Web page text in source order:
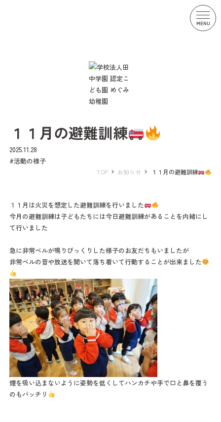
園の特色
園での生活
ナーサリークラスの1日
キンダークラスの1日
年間行事
採用情報 保護者さま専用ページ 学校評価報告書
プライバシーポリシー
グループ保育施設
アイリスこども園
お問い合わせ
お問い合わせフォームはこちら
0979-32-6189
受付時間7:30-18:30（日曜・祝日を除く）
１１月の避難訓練
2025.11.28
#活動の様子
TOP お知らせ １１月の避難訓練
１１月は火災を想定した避難訓練を行いました
今月の避難訓練は子どもたちには今日避難訓練があることを内緒にし
て行いました
急に非常ベルが鳴りびっくりした様子のお友だちもいましたが
非常ベルの音や放送を聞いて落ち着いて行動することが出来ました
煙を吸い込まないように姿勢を低くしてハンカチや手で口と鼻を覆う
のもバッチリ